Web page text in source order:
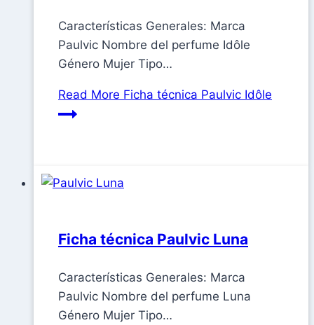
Características Generales: Marca
Paulvic Nombre del perfume Idôle
Género Mujer Tipo…
Read More Ficha técnica Paulvic Idôle
Ficha técnica Paulvic Luna
Características Generales: Marca
Paulvic Nombre del perfume Luna
Género Mujer Tipo…